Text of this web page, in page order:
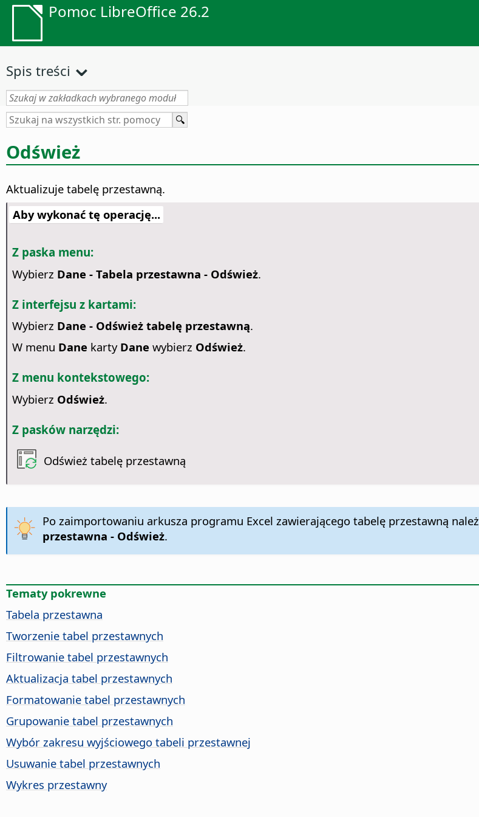
Pomoc LibreOffice 26.2
Spis treści
Odśwież
Aktualizuje tabelę przestawną.
Aby wykonać tę operację...
Z paska menu:
Wybierz Dane - Tabela przestawna - Odśwież.
Z interfejsu z kartami:
Wybierz Dane - Odśwież tabelę przestawną.
W menu Dane karty Dane wybierz Odśwież.
Z menu kontekstowego:
Wybierz Odśwież.
Z pasków narzędzi:
Odśwież tabelę przestawną
Po zaimportowaniu arkusza programu Excel zawierającego tabelę przestawną
przestawna - Odśwież.
Tematy pokrewne
Tabela przestawna
Tworzenie tabel przestawnych
Filtrowanie tabel przestawnych
Aktualizacja tabel przestawnych
Formatowanie tabel przestawnych
Grupowanie tabel przestawnych
Wybór zakresu wyjściowego tabeli przestawnej
Usuwanie tabel przestawnych
Wykres przestawny